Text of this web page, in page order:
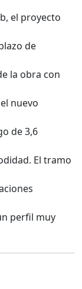
el proyecto
de
la obra con
nuevo
de 3,6
El tramo
perfil muy